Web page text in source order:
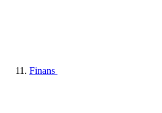
Finans